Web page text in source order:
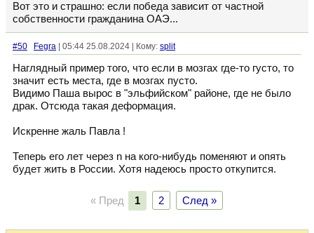
Вот это и страшно: если победа зависит от частной
собственности гражданина ОАЭ...
#50 Fegra | 05:44 25.08.2024 | Кому: split
Наглядный пример того, что если в мозгах где-то густо, то
значит есть места, где в мозгах пусто.
Видимо Паша вырос в "эльфийском" районе, где не было
драк. Отсюда такая деформация.
Искренне жаль Павла !
Теперь его лет через n на кого-нибудь поменяют и опять
будет жить в России. Хотя надеюсь просто откупится.
« Пред 1 2 След »